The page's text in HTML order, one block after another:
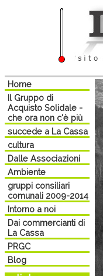
Home
Il Gruppo di
Acquisto Solidale -
che ora non c'è più
succede a La Cassa
cultura
Dalle Associazioni
Ambiente
gruppi consiliari
comunali 2009-2014
Intorno a noi
Dai commercianti di
La Cassa
PRGC
Blog